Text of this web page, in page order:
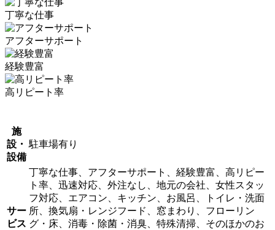
丁寧な仕事
アフターサポート
経験豊富
高リピート率
施
設・
設備
駐車場有り
サー
ビス
丁寧な仕事、アフターサポート、経験豊富、高リピー
ト率、迅速対応、外注なし、地元の会社、女性スタッ
フ対応、エアコン、キッチン、お風呂、トイレ・洗面
所、換気扇・レンジフード、窓まわり、フローリン
グ・床、消毒・除菌・消臭、特殊清掃、そのほかのお